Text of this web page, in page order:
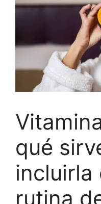
qué
incluirla
rutina